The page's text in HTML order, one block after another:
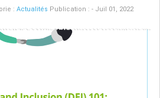
: Actualités Publication : - Juil 01, 2022